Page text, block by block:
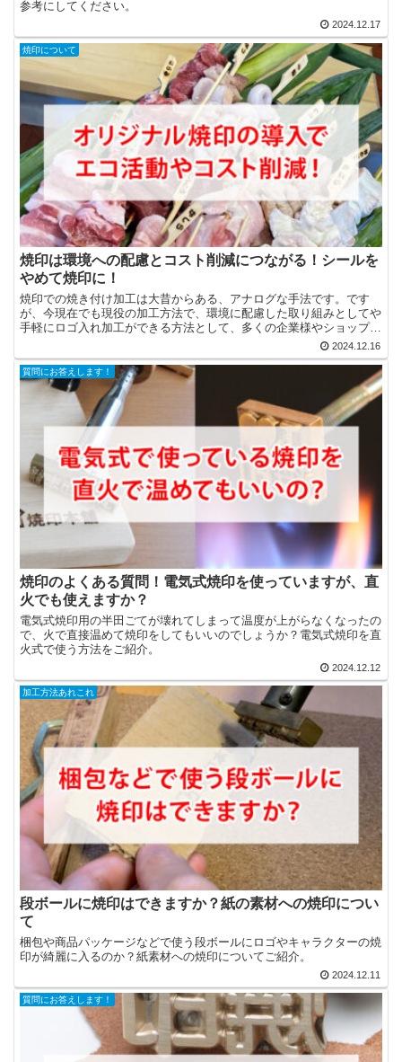
参考にしてください。
2024.12.17
焼印について
焼印は環境への配慮とコスト削減につながる！シールを
やめて焼印に！
焼印での焼き付け加工は大昔からある、アナログな手法です。です
が、今現在でも現役の加工方法で、環境に配慮した取り組みとしてや
手軽にロゴ入れ加工ができる方法として、多くの企業様やショップ様
が取り入れています。 今回はそんな焼印のいいところをご紹...2024.12.16
質問にお答えします！
焼印のよくある質問！電気式焼印を使っていますが、直
火でも使えますか？
電気式焼印用の半田ごてが壊れてしまって温度が上がらなくなったの
で、火で直接温めて焼印をしてもいいのでしょうか？電気式焼印を直
火式で使う方法をご紹介。
2024.12.12
加工方法あれこれ
段ボールに焼印はできますか？紙の素材への焼印につい
て
梱包や商品パッケージなどで使う段ボールにロゴやキャラクターの焼
印が綺麗に入るのか？紙素材への焼印についてご紹介。
2024.12.11
質問にお答えします！